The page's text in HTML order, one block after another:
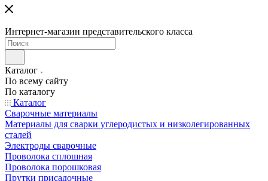
Интернет-магазин представительского класса
Каталог
По всему сайту
По каталогу
Каталог
Сварочные материалы
Материалы для сварки углеродистых и низколегированных
сталей
Электроды сварочные
Проволока сплошная
Проволока порошковая
Прутки присадочные